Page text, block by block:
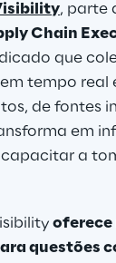
, parte
Chain
que
tempo real
de fontes
em
a
oferece
questões